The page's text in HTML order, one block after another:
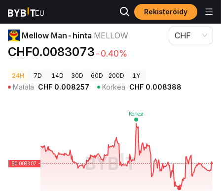
Rekisteröidy
Kryptohinnat Mellow Man-hinta MELLOW
Mellow Man-hinta MELLOW
CHF0.0083073-0.40%
CHF
24H 7D 14D 30D 60D 200D 1Y
Matala CHF 0.008257 Korkea CHF 0.008388